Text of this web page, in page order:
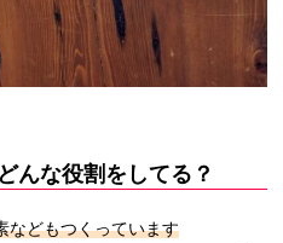
んな役割をしてる？
などもつくっています